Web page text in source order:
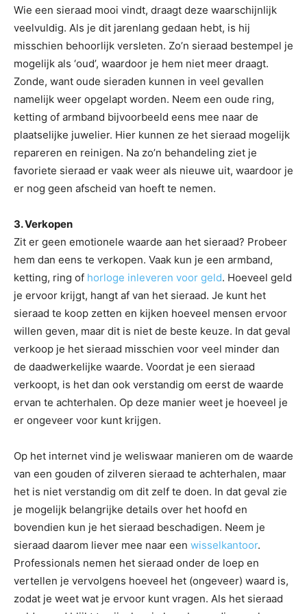
Wie een sieraad mooi vindt, draagt deze waarschijnlijk
veelvuldig. Als je dit jarenlang gedaan hebt, is hij
misschien behoorlijk versleten. Zo’n sieraad bestempel je
mogelijk als ‘oud’, waardoor je hem niet meer draagt.
Zonde, want oude sieraden kunnen in veel gevallen
namelijk weer opgelapt worden. Neem een oude ring,
ketting of armband bijvoorbeeld eens mee naar de
plaatselijke juwelier. Hier kunnen ze het sieraad mogelijk
repareren en reinigen. Na zo’n behandeling ziet je
favoriete sieraad er vaak weer als nieuwe uit, waardoor je
er nog geen afscheid van hoeft te nemen.
3. Verkopen
Zit er geen emotionele waarde aan het sieraad? Probeer
hem dan eens te verkopen. Vaak kun je een armband,
ketting, ring of horloge inleveren voor geld. Hoeveel geld
je ervoor krijgt, hangt af van het sieraad. Je kunt het
sieraad te koop zetten en kijken hoeveel mensen ervoor
willen geven, maar dit is niet de beste keuze. In dat geval
verkoop je het sieraad misschien voor veel minder dan
de daadwerkelijke waarde. Voordat je een sieraad
verkoopt, is het dan ook verstandig om eerst de waarde
ervan te achterhalen. Op deze manier weet je hoeveel je
er ongeveer voor kunt krijgen.
Op het internet vind je weliswaar manieren om de waarde
van een gouden of zilveren sieraad te achterhalen, maar
het is niet verstandig om dit zelf te doen. In dat geval zie
je mogelijk belangrijke details over het hoofd en
bovendien kun je het sieraad beschadigen. Neem je
sieraad daarom liever mee naar een wisselkantoor.
Professionals nemen het sieraad onder de loep en
vertellen je vervolgens hoeveel het (ongeveer) waard is,
zodat je weet wat je ervoor kunt vragen. Als het sieraad